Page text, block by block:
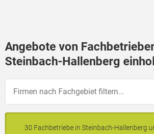
Angebote von
Steinbach-Hallenberg
30 Fachbetriebe in Steinbach-Hallenberg